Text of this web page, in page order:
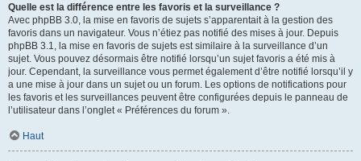
Quelle est la différence entre les favoris et la surveillance ?
Avec phpBB 3.0, la mise en favoris de sujets s’apparentait à la gestion des
favoris dans un navigateur. Vous n’étiez pas notifié des mises à jour. Depuis
phpBB 3.1, la mise en favoris de sujets est similaire à la surveillance d’un
sujet. Vous pouvez désormais être notifié lorsqu’un sujet favoris a été mis à
jour. Cependant, la surveillance vous permet également d’être notifié lorsqu’il y
a une mise à jour dans un sujet ou un forum. Les options de notifications pour
les favoris et les surveillances peuvent être configurées depuis le panneau de
l’utilisateur dans l’onglet « Préférences du forum ».
Haut